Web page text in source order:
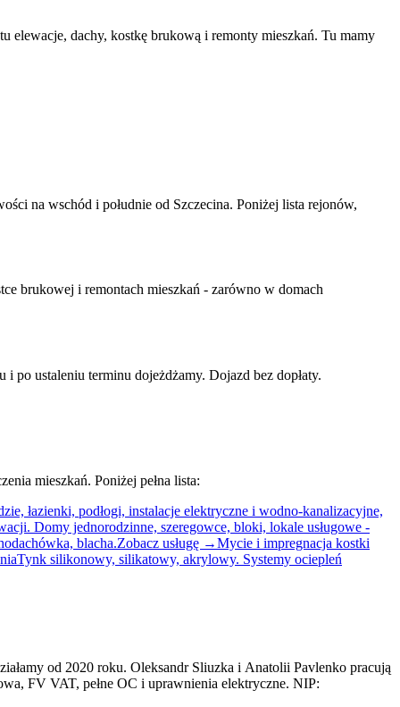
elewacje, dachy, kostkę brukową i remonty mieszkań. Tu mamy
na wschód i południe od Szczecina. Poniżej lista rejonów,
brukowej i remontach mieszkań - zarówno w domach
ustaleniu terminu dojeżdżamy. Dojazd bez dopłaty.
mieszkań. Poniżej pełna lista:
łazienki, podłogi, instalacje elektryczne i wodno-kanalizacyjne,
Domy jednorodzinne, szeregowce, bloki, lokale usługowe -
blacha.Zobacz usługę →Mycie i impregnacja kostki
Tynk silikonowy, silikatowy, akrylowy. Systemy ociepleń
od 2020 roku. Oleksandr Sliuzka i Anatolii Pavlenko pracują
FV VAT, pełne OC i uprawnienia elektryczne. NIP: